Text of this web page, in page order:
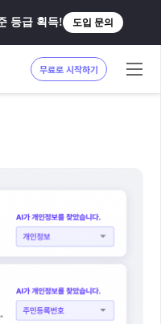
등급 획득! 도입 문의
무료로 시작하기